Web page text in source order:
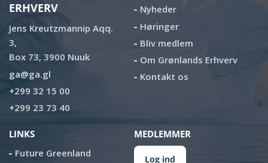
ERHVERV
Jens Kreutzmannip Aqq.
3,
Box 73, 3900 Nuuk
ga@ga.gl
+299 32 15 00
+299 23 73 40
Nyheder
Høringer
Bliv medlem
Om Grønlands Erhverv
Kontakt os
LINKS
Future Greenland
MEDLEMMER
Log ind